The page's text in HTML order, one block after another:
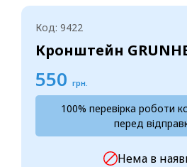
Код: 9422
Кронштейн
550 грн.
100% перевірка роботи
перед
Нема в